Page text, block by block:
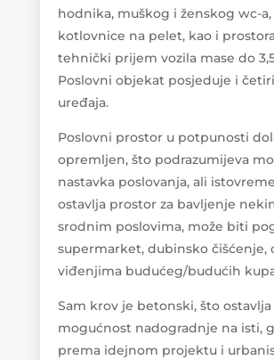
hodnika, muškog i ženskog wc-a,
kotlovnice na pelet, kao i
tehnički prijem vozila mase do
Poslovni objekat posjeduje i
uređaja.
Poslovni prostor u potpunosti
opremljen, što podrazumijeva
nastavka poslovanja, ali
ostavlja prostor za bavljenje
srodnim poslovima, može biti
supermarket, dubinsko čišćenje,
viđenjima budućeg/budućih
Sam krov je betonski, što ostavlja
mogućnost nadogradnje na isti,
prema idejnom projektu i